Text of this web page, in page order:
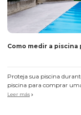
Como medir a
Proteja sua piscina
piscina para comprar
Leer más